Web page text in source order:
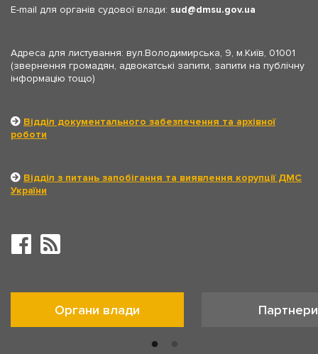
E-mail для органів судової влади: sud dmsu.gov.ua
Адреса для листування: вул.Володимирська, 9, м.Київ, 01001
(звернення громадян, адвокатські запити, запити на публічну
інформацію тощо)
Відділ документального забезпечення та архівної
роботи
Відділ з питань запобігання та виявлення корупції ДМС
України
Органи влади Партнери